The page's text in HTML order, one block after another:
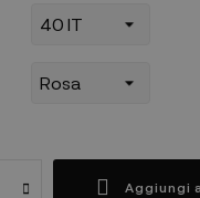
Aggiungi